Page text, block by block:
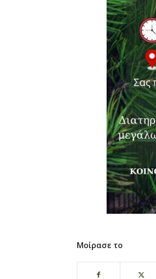
Μοίρασε το